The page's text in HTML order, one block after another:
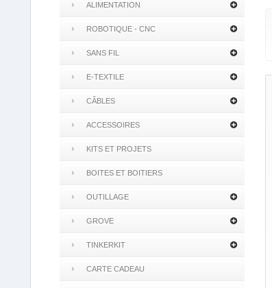
ALIMENTATION
ROBOTIQUE - CNC
SANS FIL
E-TEXTILE
CÂBLES
ACCESSOIRES
KITS ET PROJETS
BOITES ET BOITIERS
OUTILLAGE
GROVE
TINKERKIT
CARTE CADEAU